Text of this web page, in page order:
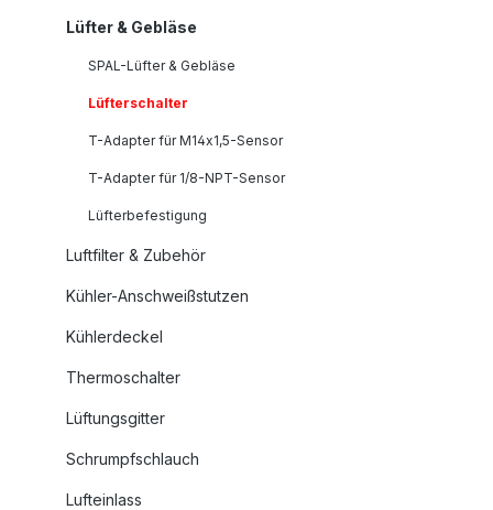
Lüfter & Gebläse
SPAL-Lüfter & Gebläse
Lüfterschalter
T-Adapter für M14x1,5-Sensor
T-Adapter für 1/8-NPT-Sensor
Lüfterbefestigung
Luftfilter & Zubehör
Kühler-Anschweißstutzen
Kühlerdeckel
Thermoschalter
Lüftungsgitter
Schrumpfschlauch
Lufteinlass